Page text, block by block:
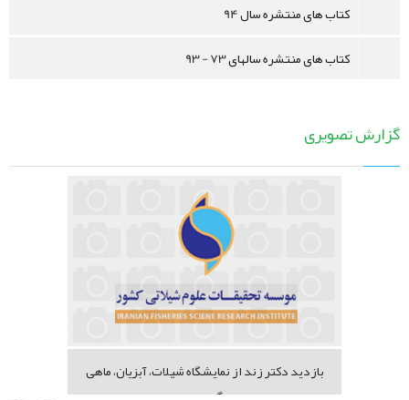
کتاب های منتشره سال 94
کتاب های منتشره سالهای 73 - 93
گزارش تصویری
بازدید دکتر زند از نمایشگاه شیلات، آبزیان، ماهی